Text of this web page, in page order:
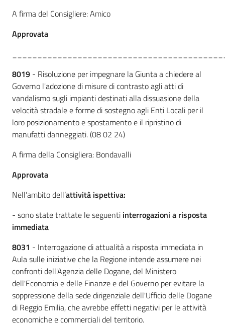
A firma del Consigliere: Amico
Approvata
8019 - Risoluzione per impegnare la Giunta a chiedere al
Governo l'adozione di misure di contrasto agli atti di
vandalismo sugli impianti destinati alla dissuasione della
velocità stradale e forme di sostegno agli Enti Locali per il
loro posizionamento e spostamento e il ripristino di
manufatti danneggiati. (08 02 24)
A firma della Consigliera: Bondavalli
Approvata
Nell’ambitodell’attività ispettiva:
- sono state trattate le seguenti interrogazioni a risposta
immediata
8031 - Interrogazione di attualità a risposta immediata in
Aula sulle iniziative che la Regione intende assumere nei
confronti dell'Agenzia delle Dogane, del Ministero
dell'Economia e delle Finanze e del Governo per evitare la
soppressione della sede dirigenziale dell'Ufficio delle Dogane
di Reggio Emilia, che avrebbe effetti negativi per le attività
economiche e commerciali del territorio.